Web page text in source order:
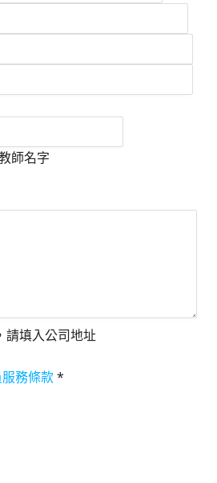
師名字
請填入公司地址
務條款 *